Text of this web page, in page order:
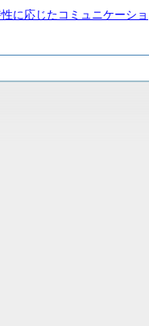
に応じたコミュニケーショ